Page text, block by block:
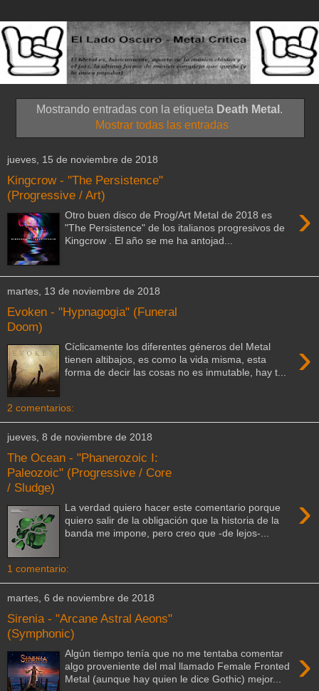
Mostrando entradas con la etiqueta Death Metal .
Mostrar todas las entradas
jueves, 15 de noviembre de 2018
Kingcrow - "The Persistence"
(Progressive / Art)
›
Otro buen disco de Prog/Art Metal de 2018 es
"The Persistence" de los italianos progresivos de
Kingcrow . El año se me ha antojad...
martes, 13 de noviembre de 2018
Evoken - "Hypnagogia" (Funeral
Doom)
›
Cíclicamente los diferentes géneros del Metal
tienen altibajos, es como la vida misma, esta
forma de decir las cosas no es inmutable, hay t...
2 comentarios:
jueves, 8 de noviembre de 2018
The Ocean - "Phanerozoic I:
Paleozoic" (Progressive / Core
/ Sludge)
›
La verdad quiero hacer este comentario porque
quiero salir de la obligación que la historia de la
banda me impone, pero creo que -de lejos-...
1 comentario:
martes, 6 de noviembre de 2018
Sirenia - "Arcane Astral Aeons"
(Symphonic)
›
Algún tiempo tenía que no me tentaba comentar
algo proveniente del mal llamado Female Fronted
Metal (aunque hay quien le dice Gothic) mejor...